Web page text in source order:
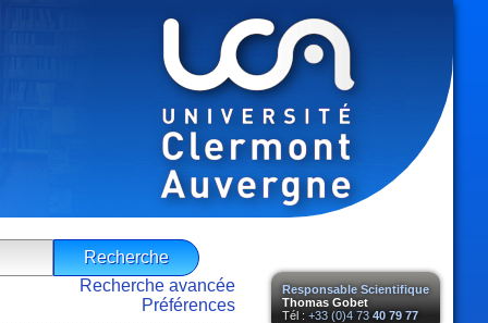
Responsable Scientifique
Thomas Gobet
Tél : +33 (0)4 73 40 79 77
Recherche avancée
Préférences